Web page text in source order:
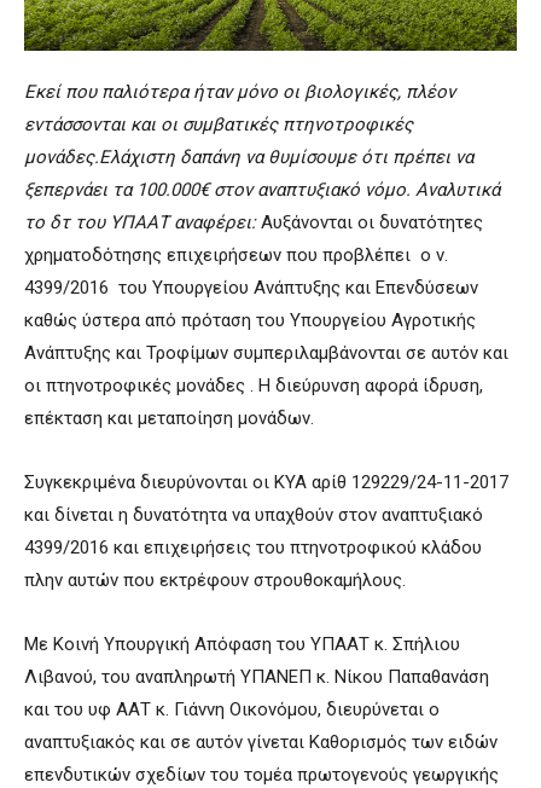
Εκεί που παλιότερα ήταν μόνο οι βιολογικές, πλέον
εντάσσονται και οι συμβατικές πτηνοτροφικές
μονάδες.Ελάχιστη δαπάνη να θυμίσουμε ότι πρέπει να
ξεπερνάει τα 100.000€ στον αναπτυξιακό νόμο. Αναλυτικά
το δτ του ΥΠΑΑΤ αναφέρει:Αυξάνονται οι δυνατότητες
χρηματοδότησης επιχειρήσεων που προβλέπει ο ν.
4399/2016 του Υπουργείου Ανάπτυξης και Επενδύσεων
καθώς ύστερα από πρόταση του Υπουργείου Αγροτικής
Ανάπτυξης και Τροφίμων συμπεριλαμβάνονται σε αυτόν και
οι πτηνοτροφικές μονάδες . Η διεύρυνση αφορά ίδρυση,
επέκταση και μεταποίηση μονάδων.
Συγκεκριμένα διευρύνονται οι ΚΥΑ αρίθ 129229/24-11-2017
και δίνεται η δυνατότητα να υπαχθούν στον αναπτυξιακό
4399/2016 και επιχειρήσεις του πτηνοτροφικού κλάδου
πλην αυτών που εκτρέφουν στρουθοκαμήλους.
Με Κοινή Υπουργική Απόφαση του ΥΠΑΑΤ κ. Σπήλιου
Λιβανού, του αναπληρωτή ΥΠΑΝΕΠ κ. Νίκου Παπαθανάση
και του υφ ΑΑΤ κ. Γιάννη Οικονόμου, διευρύνεται ο
αναπτυξιακός και σε αυτόν γίνεται Καθορισμός των ειδών
επενδυτικών σχεδίων του τομέα πρωτογενούς γεωργικής